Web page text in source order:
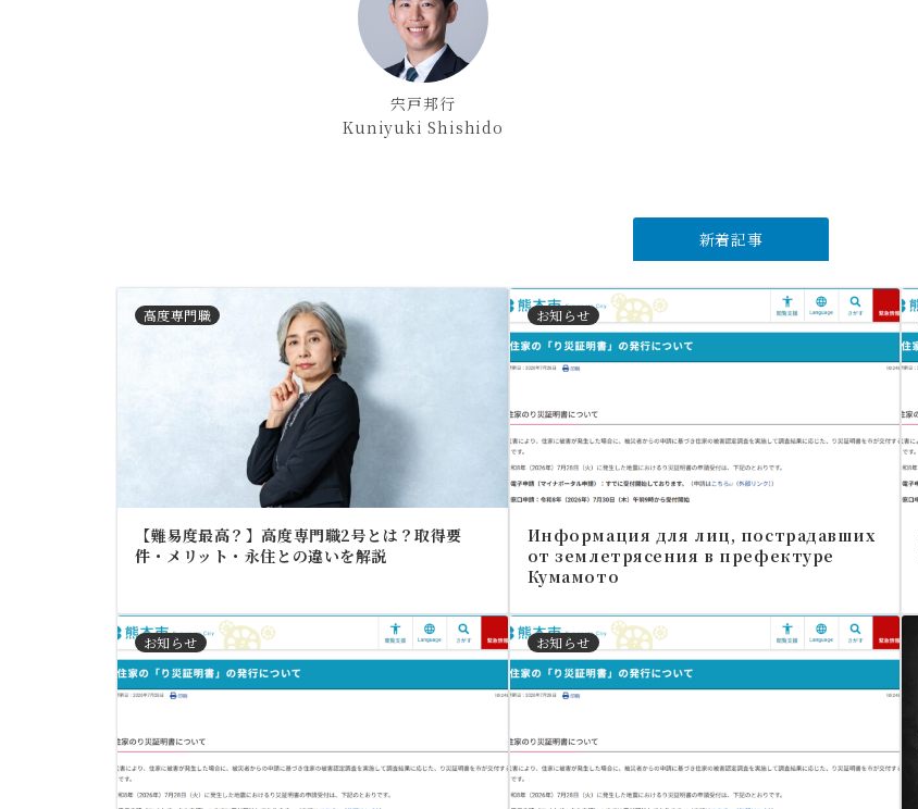
宍戸邦行
Kuniyuki Shishido
新着記事
高度専門職
【難易度最高？】高度専門職2号とは？取得要
件・メリット・永住との違いを解説
お知らせ
Информация для лиц, пострадавших
от землетрясения в префектуре
Кумамото
お知らせ お知らせ